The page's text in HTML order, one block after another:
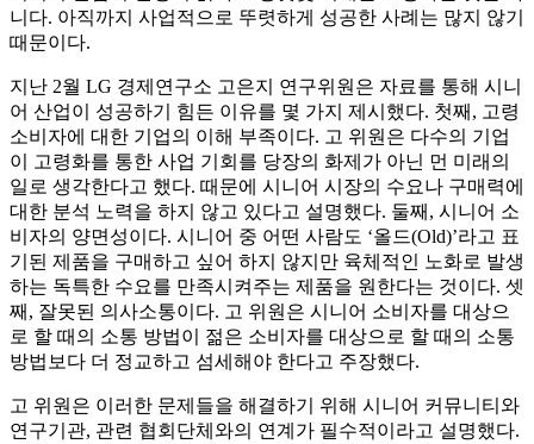
니다. 아직까지 사업적으로 뚜렷하게 성공한 사례는 많지 않기
때문이다.
지난 2월 LG 경제연구소 고은지 연구위원은 자료를 통해 시니
어 산업이 성공하기 힘든 이유를 몇 가지 제시했다. 첫째, 고령
소비자에 대한 기업의 이해 부족이다. 고 위원은 다수의 기업
이 고령화를 통한 사업 기회를 당장의 화제가 아닌 먼 미래의
일로 생각한다고 했다. 때문에 시니어 시장의 수요나 구매력에
대한 분석 노력을 하지 않고 있다고 설명했다. 둘째, 시니어 소
비자의 양면성이다. 시니어 중 어떤 사람도 ‘올드(Old)’라고 표
기된 제품을 구매하고 싶어 하지 않지만 육체적인 노화로 발생
하는 독특한 수요를 만족시켜주는 제품을 원한다는 것이다. 셋
째, 잘못된 의사소통이다. 고 위원은 시니어 소비자를 대상으
로 할 때의 소통 방법이 젊은 소비자를 대상으로 할 때의 소통
방법보다 더 정교하고 섬세해야 한다고 주장했다.
고 위원은 이러한 문제들을 해결하기 위해 시니어 커뮤니티와
연구기관, 관련 협회단체와의 연계가 필수적이라고 설명했다.